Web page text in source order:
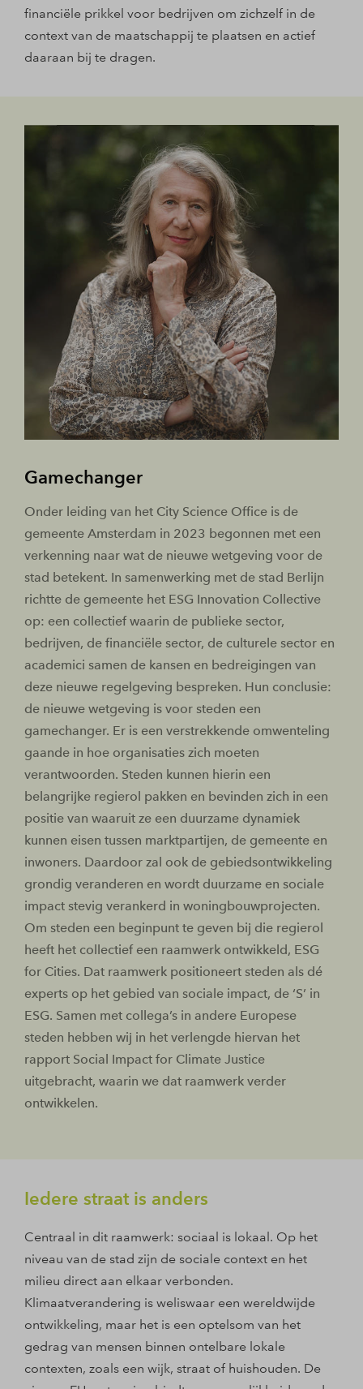
financiële prikkel voor bedrijven om zichzelf in de
context van de maatschappij te plaatsen en actief
daaraan bij te dragen.
Gamechanger
Onder leiding van het City Science Office is de
gemeente Amsterdam in 2023 begonnen met een
verkenning naar wat de nieuwe wetgeving voor de
stad betekent. In samenwerking met de stad Berlijn
richtte de gemeente het ESG Innovation Collective
op: een collectief waarin de publieke sector,
bedrijven, de financiële sector, de culturele sector en
academici samen de kansen en bedreigingen van
deze nieuwe regelgeving bespreken. Hun conclusie:
de nieuwe wetgeving is voor steden een
gamechanger. Er is een verstrekkende omwenteling
gaande in hoe organisaties zich moeten
verantwoorden. Steden kunnen hierin een
belangrijke regierol pakken en bevinden zich in een
positie van waaruit ze een duurzame dynamiek
kunnen eisen tussen marktpartijen, de gemeente en
inwoners. Daardoor zal ook de gebiedsontwikkeling
grondig veranderen en wordt duurzame en sociale
impact stevig verankerd in woningbouwprojecten.
Om steden een beginpunt te geven bij die regierol
heeft het collectief een raamwerk ontwikkeld, ESG
for Cities. Dat raamwerk positioneert steden als dé
experts op het gebied van sociale impact, de ‘S’ in
ESG. Samen met collega’s in andere Europese
steden hebben wij in het verlengde hiervan het
rapport Social Impact for Climate Justice
uitgebracht, waarin we dat raamwerk verder
ontwikkelen.
Iedere straat is anders
Centraal in dit raamwerk: sociaal is lokaal. Op het
niveau van de stad zijn de sociale context en het
milieu direct aan elkaar verbonden.
Klimaatverandering is weliswaar een wereldwijde
ontwikkeling, maar het is een optelsom van het
gedrag van mensen binnen ontelbare lokale
contexten, zoals een wijk, straat of huishouden. De